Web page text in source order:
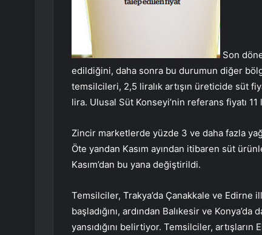
Son
edildiğini, daha sonra bu durumun diğer
temsilcileri, 2,5 liralık artışın üreticide süt
lira. Ulusal Süt Konseyi’nin referans fiyatı 11
Zincir marketlerde yüzde 3 ve daha fazla
Öte yandan Kasım ayından itibaren süt
Kasım’dan bu yana değiştirildi.
Temsilciler, Trakya’da Çanakkale ve
başladığını, ardından Balıkesir ve
yansıdığını belirtiyor. Temsilciler, artışların